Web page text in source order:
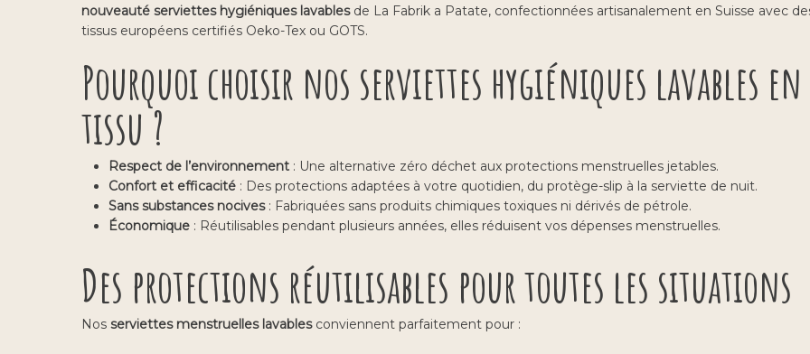
nouveauté serviettes hygiéniques lavablesde La Fabrik a Patate, confectionnées artisanalement en Suisse avec
tissus européens certifiés Oeko-Tex ou GOTS.
Pourquoi choisir nos serviettes hygiéniques lavables en
tissu ?
Respect de l’environnement : Une alternative zéro déchet aux protections menstruelles jetables.
Confort et efficacité : Des protections adaptées à votre quotidien, du protège-slip à la serviette de nuit.
Sans substances nocives: Fabriquées sans produits chimiques toxiques ni dérivés de pétrole.
Économique : Réutilisables pendant plusieurs années, elles réduisent vos dépenses menstruelles.
Des protections réutilisables pour toutes les situations
Nos serviettes menstruelles lavablesconviennent parfaitement pour :